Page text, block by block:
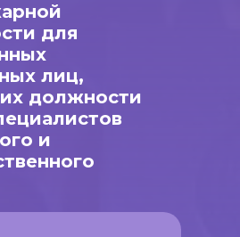
для
лиц,
должности
и